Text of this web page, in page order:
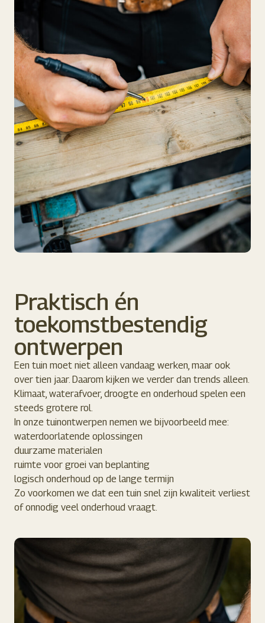
Praktisch én
toekomstbestendig
ontwerpen
Een tuin moet niet alleen vandaag werken, maar ook
over tien jaar. Daarom kijken we verder dan trends alleen.
Klimaat, waterafvoer, droogte en onderhoud spelen een
steeds grotere rol.
In onze tuinontwerpen nemen we bijvoorbeeld mee:
waterdoorlatende oplossingen
duurzame materialen
ruimte voor groei van beplanting
logisch onderhoud op de lange termijn
Zo voorkomen we dat een tuin snel zijn kwaliteit verliest
of onnodig veel onderhoud vraagt.